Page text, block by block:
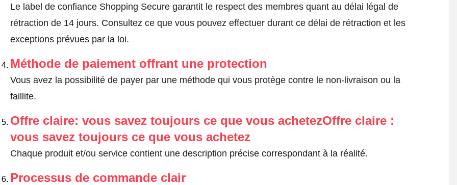
Le label de confiance Shopping Secure garantit le respect des membres quant au délai légal de
rétraction de 14 jours. Consultez ce que vous pouvez effectuer durant ce délai de rétraction et les
exceptions prévues par la loi.
Méthode de paiement offrant une protection
Vous avez la possibilité de payer par une méthode qui vous protège contre le non-livraison ou la
faillite.
Offre claire: vous savez toujours ce que vous achetezOffre claire :
vous savez toujours ce que vous achetez
Chaque produit et/ou service contient une description précise correspondant à la réalité.
Processus de commande clair